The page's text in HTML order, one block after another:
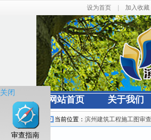
设为首页 加入收藏
网站首页 关于我们
当前位置：滨州建筑工程施工图审
关闭
审查指南